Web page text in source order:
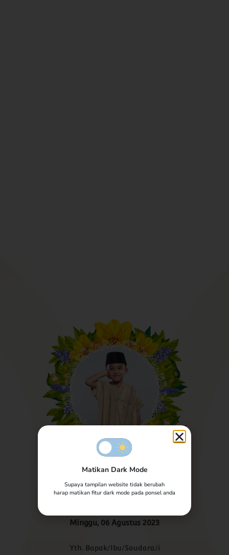
Walimatul Khitan
Walimatul Khitan
Agung Saputra
Minggu, 06 Agustus 2023
Yth. Bapak/Ibu/Saudara/i
Matikan Dark Mode
Supaya tampilan website tidak berubah
harap matikan fitur dark mode pada ponsel anda